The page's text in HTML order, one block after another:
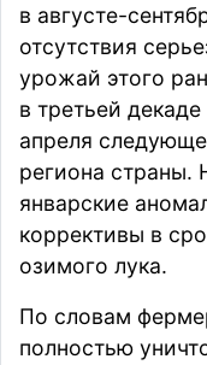
в августе-
отсутствия
урожай этого
в третьей
апреля
региона страны.
январские
коррективы в
озимого лука.
По словам
полностью